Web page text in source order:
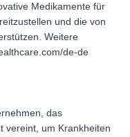
Medikamente für
und die von
Weitere
de-de
das
vereint, um Krankheiten